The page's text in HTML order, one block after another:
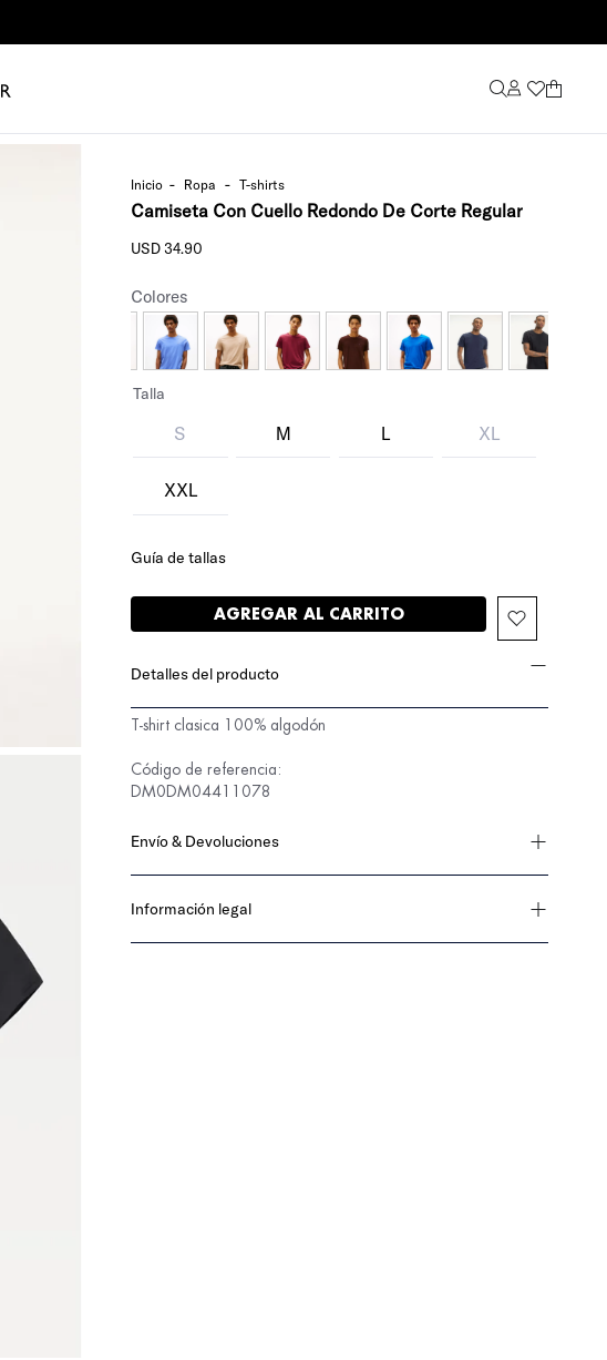
ropa t-shirts
Camiseta Con Cuello Redondo De Corte Regular
USD 34.90
Colores
Talla
S M L XL
XXL
Guía de tallas
AGREGAR AL CARRITO
Detalles del producto
T-shirt clasica 100% algodón
DM0DM04411078
Envío & Devoluciones
Información legal